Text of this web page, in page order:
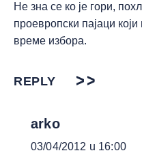
Не зна се ко је гори,
проевропски пајаци
време избора.
REPLY
arko
03/04/2012 u 16:00